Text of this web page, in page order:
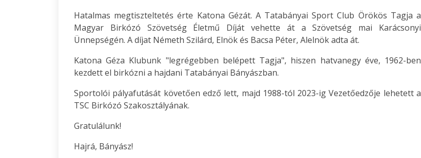
Hatalmas megtiszteltetés érte Katona Gézát. A Tatabányai Sport Club Örökös Tagja a
Magyar Birkózó Szövetség Életmű Díját vehette át a Szövetség mai Karácsonyi
Ünnepségén. A díjat Németh Szilárd, Elnök és Bacsa Péter, Alelnök adta át.
Katona Géza Klubunk "legrégebben belépett Tagja", hiszen hatvanegy éve, 1962-ben
kezdett el birkózni a hajdani Tatabányai Bányászban.
Sportolói pályafutását követően edző lett, majd 1988-tól 2023-ig Vezetőedzője lehetett a
TSC Birkózó Szakosztályának.
Gratulálunk!
Hajrá, Bányász!